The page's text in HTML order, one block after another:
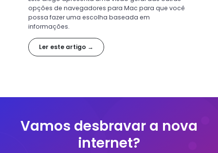
opções de navegadores para Mac para que você
possa fazer uma escolha baseada em
informações.
Ler este artigo →
Vamos desbravar a nova
internet?